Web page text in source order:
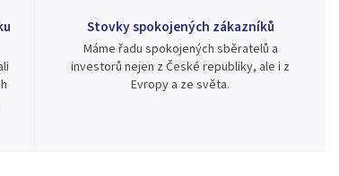
Stovky spokojených zákazníků
Máme řadu spokojených sběratelů a
investorů nejen z České republiky, ale i z
Evropy a ze světa.